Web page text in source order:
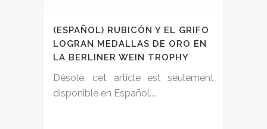
(ESPAÑOL) RUBICÓN Y EL GRIFO
LOGRAN MEDALLAS DE ORO EN
LA BERLINER WEIN TROPHY
Désolé, cet article est seulement
disponible en Español....